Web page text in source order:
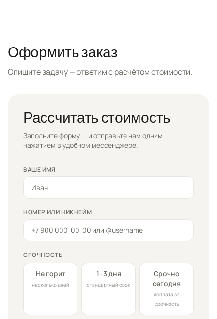
Оформить заказ
Опишите задачу — ответим с расчётом стоимости.
Рассчитать стоимость
Заполните форму — и отправьте нам одним
нажатием в удобном мессенджере.
ВАШЕ ИМЯ
НОМЕР ИЛИ НИКНЕЙМ
СРОЧНОСТЬ
Не горит
несколько дней
1–3 дня
стандартный срок
Срочно
сегодня
доплата за
срочность